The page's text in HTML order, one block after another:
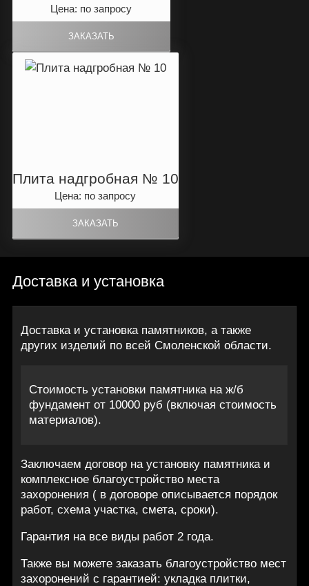
Цена: по запросу
Плита надгробная № 10
Цена: по запросу
Доставка и установка
Доставка и установка памятников, а также
других изделий по всей Смоленской области.
Стоимость установки памятника на ж/б
фундамент от 10000 руб (включая стоимость
материалов).
Заключаем договор на установку памятника и
комплексное благоустройство места
захоронения ( в договоре описывается порядок
работ, схема участка, смета, сроки).
Гарантия на все виды работ 2 года.
Также вы можете заказать благоустройство мест
захоронений с гарантией: укладка плитки,